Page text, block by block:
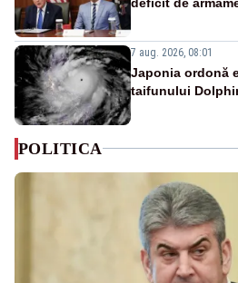
7 aug. 2026, 08:01
Japonia ordonă
taifunului
POLITICA